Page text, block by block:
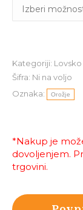
Kategoriji:
Šifra: Ni na voljo
Oznaka:
Orožje
*Nakup je
dovoljenjem.
trgovini.